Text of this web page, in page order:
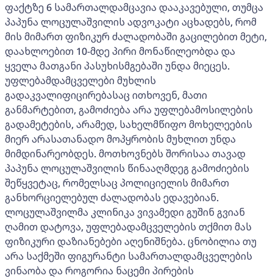
ფაქტზე 6 სამართალდამცავია დააკავებული, თუმცა
პაპუნა ლოცულაშვილის ადვოკატი აცხადებს, რომ
მის მიმართ ფიზიკურ ძალადობაში გაცილებით მეტი,
დაახლოებით 10-მდე პირი მონაწილეობდა და
ყველა მათგანი პასუხისმგებაში უნდა მიეცეს.
უფლებამდამცველები მუხლის
გადაკვალიფიცირებასაც ითხოვენ, მათი
განმარტებით, გამოძიება არა უფლებამოსილების
გადამეტების, არამედ, სახელმწიფო მოხელეების
მიერ არასათანადო მოპყრობის მუხლით უნდა
მიმდინარეობდეს. მოთხოვნებს შორისაა თავად
პაპუნა ლოცულაშვილის წინააღმდეგ გამოძიების
შეწყვეტაც, რომელსაც პოლიციელის მიმართ
განხორციელებულ ძალადობას ედავებიან.
ლოცულაშვილმა კლინიკა ვივამედი გუშინ გვიან
ღამით დატოვა, უფლებადამცველების თქმით მას
ფიზიკური დაზიანებები აღენიშნება. ცნობილია თუ
არა საქმეში ფიგურანტი სამართალდამცველების
ვინაობა და როგორია ნაცემი პირების